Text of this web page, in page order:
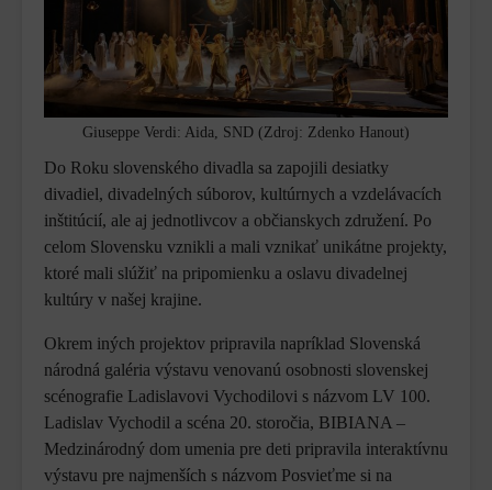
Giuseppe Verdi: Aida, SND (Zdroj: Zdenko Hanout)
Do Roku slovenského divadla sa zapojili desiatky
divadiel, divadelných súborov, kultúrnych a vzdelávacích
inštitúcií, ale aj jednotlivcov a občianskych združení. Po
celom Slovensku vznikli a mali vznikať unikátne projekty,
ktoré mali slúžiť na pripomienku a oslavu divadelnej
kultúry v našej krajine.
Okrem iných projektov pripravila napríklad Slovenská
národná galéria výstavu venovanú osobnosti slovenskej
scénografie Ladislavovi Vychodilovi s názvom LV 100.
Ladislav Vychodil a scéna 20. storočia, BIBIANA –
Medzinárodný dom umenia pre deti pripravila interaktívnu
výstavu pre najmenších s názvom Posvieťme si na